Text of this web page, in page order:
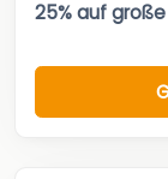
25% auf große